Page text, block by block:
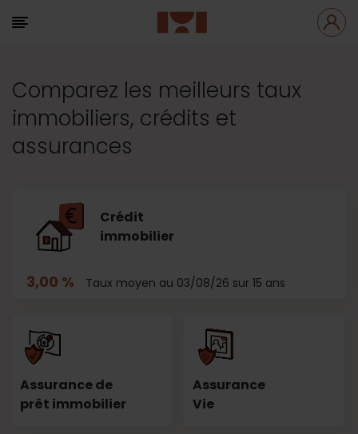
Comparez les meilleurs taux
immobiliers, crédits et
assurances
Crédit
immobilier
3,00 % Taux moyen au 03/08/26 sur 15 ans
Assurance de
prêt immobilier
Assurance
Vie